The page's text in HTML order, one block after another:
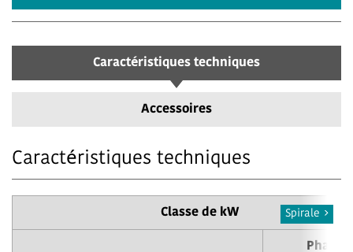
Caractéristiques techniques
Accessoires
Caractéristiques techniques
Classe de kW
Phase
Spirale